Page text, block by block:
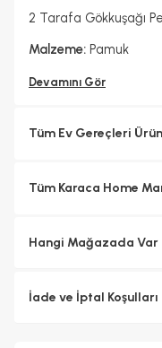
2 Tarafa Gökkuşağı
Malzeme: Pamuk
Devamını Gör
Tüm Ev Gereçleri
Tüm Karaca Home
Hangi Mağazada Var
İade ve İptal Koşulları